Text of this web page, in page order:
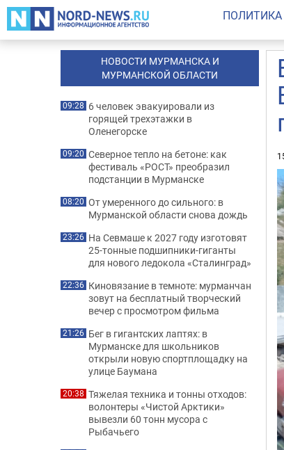
ПОЛИТИКА
НОВОСТИ МУРМАНСКА И
МУРМАНСКОЙ ОБЛАСТИ
09:28 6 человек эвакуировали из
горящей трехэтажки в
Оленегорске
09:20 Северное тепло на бетоне: как
фестиваль «РОСТ» преобразил
подстанции в Мурманске
08:20 От умеренного до сильного: в
Мурманской области снова дождь
23:26 На Севмаше к 2027 году изготовят
25-тонные подшипники-гиганты
для нового ледокола «Сталинград»
22:36 Киновязание в темноте: мурманчан
зовут на бесплатный творческий
вечер с просмотром фильма
21:26 Бег в гигантских лаптях: в
Мурманске для школьников
открыли новую спортплощадку на
улице Баумана
20:38 Тяжелая техника и тонны отходов:
волонтеры «Чистой Арктики»
вывезли 60 тонн мусора с
Рыбачьего